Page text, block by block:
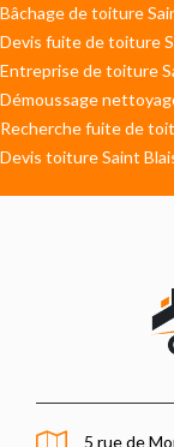
Bâchage de toiture
Devis fuite de toiture
Entreprise de toiture
Démoussage
Recherche fuite de
Devis toiture Saint
5 rue de